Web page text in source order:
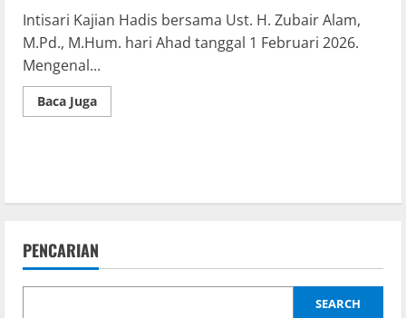
Intisari Kajian Hadis bersama Ust. H. Zubair Alam,
M.Pd., M.Hum. hari Ahad tanggal 1 Februari 2026.
Mengenal...
Baca Juga
PENCARIAN
SEARCH